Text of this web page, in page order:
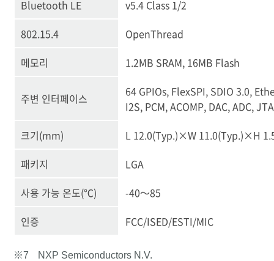
Bluetooth LE
v5.4 Class 1/2
802.15.4
OpenThread
메모리
1.2MB SRAM, 16MB Flash
주변 인터페이스
64 GPIOs, FlexSPI, SDIO 3.0,
I2S, PCM, ACOMP, DAC, ADC,
크기(mm)
L 12.0(Typ.)×W 11.0(Typ.)×H
패키지
LGA
사용 가능 온도(℃)
-40～85
인증
FCC/ISED/ESTI/MIC
※7 NXP Semiconductors N.V.